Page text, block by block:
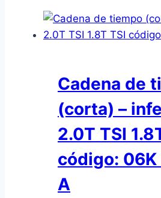
Cadena de
(corta) –
2.0T TSI
código: 06K
A